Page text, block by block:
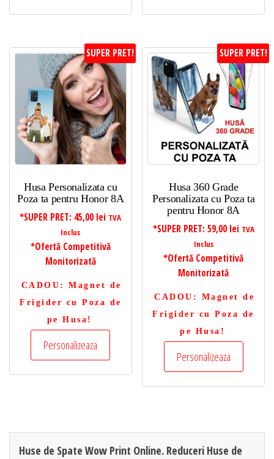
SUPER PRET!
Husa Personalizata cu
Poza ta pentru Honor 8A
*SUPER PRET: 45,00 lei TVA
Inclus
*Ofertă Competitivă
Monitorizată
CADOU : Magnet de
Frigider cu Poza de
pe Husa!
Personalizeaza
SUPER PRET!
Husa 360 Grade
Personalizata cu Poza ta
pentru Honor 8A
*SUPER PRET: 59,00 lei TVA
Inclus
*Ofertă Competitivă
Monitorizată
CADOU : Magnet de
Frigider cu Poza de
pe Husa!
Personalizeaza
Huse de Spate Wow Print Online. Reduceri Huse de